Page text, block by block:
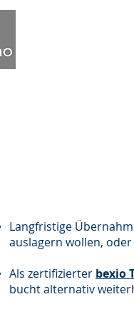
Langfristige
auslagern wollen,
Als zertifizierter bexio
bucht alternativ